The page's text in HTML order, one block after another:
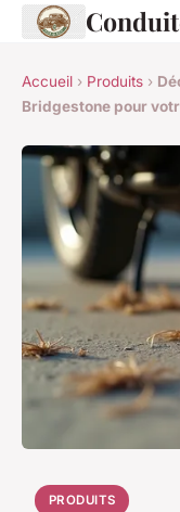
Accueil › Produits ›
Bridgestone pour
PRODUITS